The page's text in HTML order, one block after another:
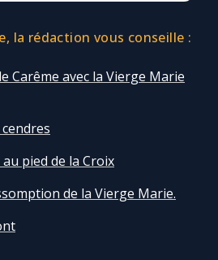
la rédaction vous conseille :
Carême avec la Vierge Marie
pied de la Croix
de la Vierge Marie.